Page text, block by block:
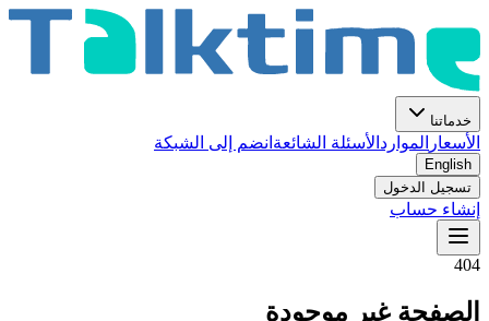
خدماتنا
الأسعار الموارد الأسئلة الشائعة انضم إلى الشبكة
English
تسجيل الدخول
إنشاء حساب
404
الصفحة غير موجودة